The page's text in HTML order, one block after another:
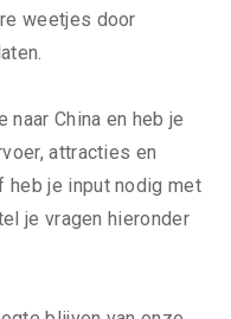
weetjes door
China en heb je
attracties en
heb je input nodig met
je vragen hieronder